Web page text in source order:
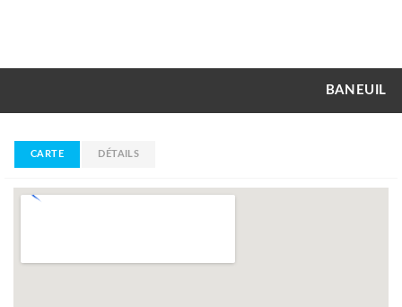
BANEUIL
CARTE DÉTAILS